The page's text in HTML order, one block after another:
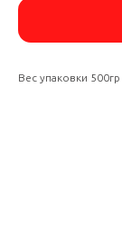
Вес упаковки 500гр